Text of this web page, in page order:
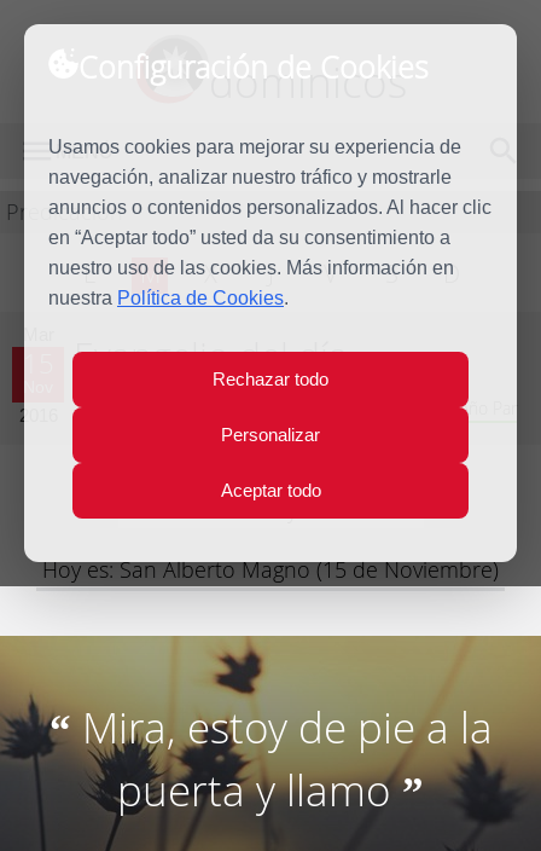
Configuración de Cookies
Usamos cookies para mejorar su experiencia de
navegación, analizar nuestro tráfico y mostrarle
anuncios o contenidos personalizados. Al hacer clic
en “Aceptar todo” usted da su consentimiento a
nuestro uso de las cookies. Más información en
nuestra Política de Cookies.
Rechazar todo
Personalizar
Aceptar todo
dominicos
MENÚ
Predicación
L M X J V S D
2016
Evangelio del día
Trigésimo tercera semana del Tiempo Ordinario - Año Par
Lecturas del día y comentario
Hoy es: San Alberto Magno (15 de Noviembre)
“Mira, estoy de pie a la
puerta y llamo”